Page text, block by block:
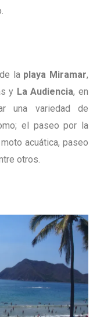
la playa Miramar,
y La Audiencia, en
una variedad de
el paseo por la
acuática, paseo
otros.